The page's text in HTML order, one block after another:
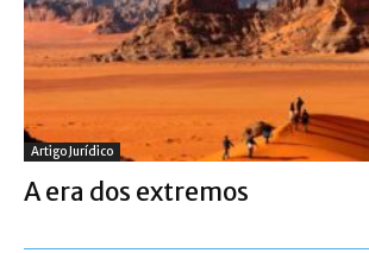
Artigo Jurídico
A era dos extremos